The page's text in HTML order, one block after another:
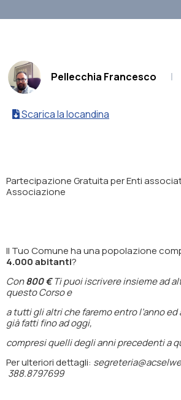
Pellecchia Francesco
|
Scarica la locandina
PartecipazioneGratuitaper Enti
Associazione
Il Tuo Comune ha una popolazione
4.000 abitanti?
Con800 €Ti puoi iscrivere insieme ad
questo Corso e
a tutti gli altri che faremo entro l’anno
già fatti fino ad oggi,
compresi quelli degli anni precedenti a
Per ulteriori dettagli:
388.8797699